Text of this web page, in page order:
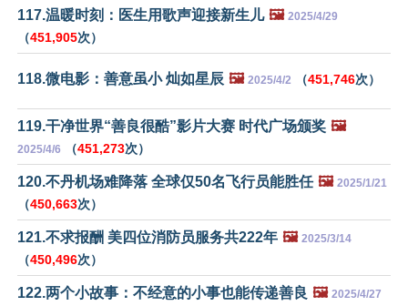
117.温暖时刻：医生用歌声迎接新生儿 🖼️ 2025/4/29
（451,905次）
118.微电影：善意虽小 灿如星辰 🖼️ 2025/4/2 （451,746次）
119.干净世界“善良很酷”影片大赛 时代广场颁奖 🖼️
2025/4/6 （451,273次）
120.不丹机场难降落 全球仅50名飞行员能胜任 🖼️ 2025/1/21
（450,663次）
121.不求报酬 美四位消防员服务共222年 🖼️ 2025/3/14
（450,496次）
122.两个小故事：不经意的小事也能传递善良 🖼️ 2025/4/27